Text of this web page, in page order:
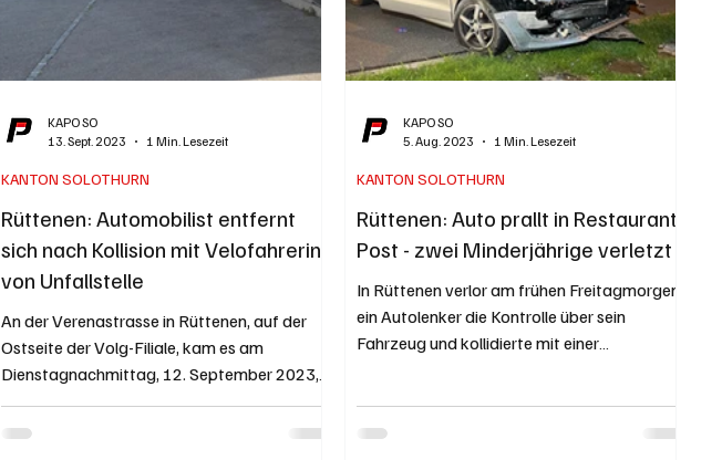
Rüttenen: Automobilist entfernt
sich nach Kollision mit Velofahrerin
von Unfallstelle
An der Verenastrasse in Rüttenen, auf der
Ostseite der Volg-Filiale, kam es am
Dienstagnachmittag, 12. September 2023,
zu einer Kollision...
KANTON SOLOTHURN
KAPO SO
13. Sept. 2023
1 Min. Lesezeit
Rüttenen: Auto prallt in Restaurant
Post - zwei Minderjährige verletzt
In Rüttenen verlor am frühen Freitagmorgen
ein Autolenker die Kontrolle über sein
Fahrzeug und kollidierte mit einer
KANTON SOLOTHURN
KAPO SO
5. Aug. 2023
1 Min. Lesezeit